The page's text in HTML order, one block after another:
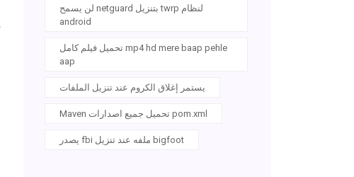
لن يسمح netguard بتنزيل twrp لنظام
android
تحميل فيلم كامل mp4 hd mere baap pehle
aap
يستمر إغلاق الكروم عند تنزيل الملفات
Maven تحميل جميع اصدارات pom.xml
يصدر fbi ملفه عند تنزيل bigfoot